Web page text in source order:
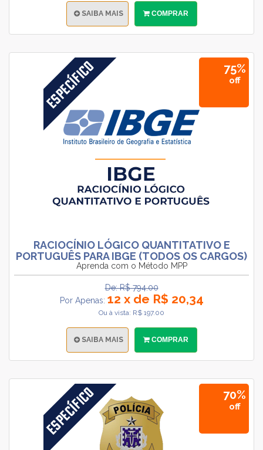
SAIBA MAIS COMPRAR
75%
off
RACIOCÍNIO LÓGICO QUANTITATIVO E
PORTUGUÊS PARA IBGE (TODOS OS CARGOS)
Aprenda com o Método MPP
De: R$ 794.00
Por Apenas: 12 x de R$ 20,34
Ou à vista: R$ 197.00
SAIBA MAIS COMPRAR
70%
off